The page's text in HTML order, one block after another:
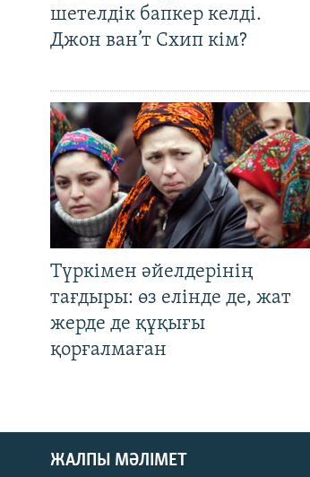
шетелдік бапкер келді.
Джон ван’т Схип кім?
Түркімен әйелдерінің
тағдыры: өз елінде де, жат
жерде де құқығы
қорғалмаған
ЖАЛПЫ МӘЛІМЕТ